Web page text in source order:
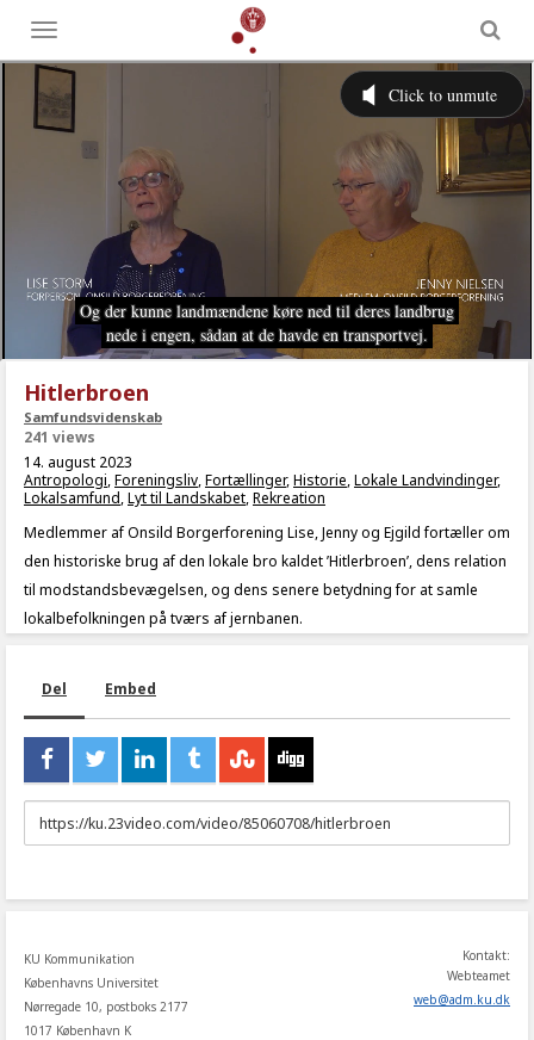
Toggle
menu
Hitlerbroen
Samfundsvidenskab
241 views
14. august 2023
Antropologi,Foreningsliv,Fortællinger,Historie,Lokale Landvindinger,
Lokalsamfund,Lyt til Landskabet,Rekreation
Medlemmer af Onsild Borgerforening Lise, Jenny og Ejgild fortæller om
den historiske brug af den lokale bro kaldet ’Hitlerbroen’, dens relation
til modstandsbevægelsen, og dens senere betydning for at samle
lokalbefolkningen på tværs af jernbanen.
Del Embed
URL
to
KU Kommunikation
Københavns Universitet
Nørregade 10, postboks 2177
1017 København K
Kontakt:
Webteamet
web@adm.ku.dk